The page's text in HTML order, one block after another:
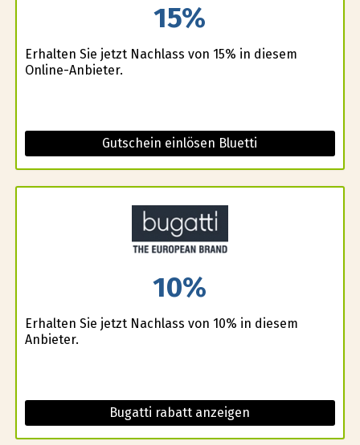
15%
Erhalten Sie jetzt Nachlass von 15% in diesem
Online-Anbieter.
Gutschein einlösen Bluetti
10%
Erhalten Sie jetzt Nachlass von 10% in diesem
Anbieter.
Bugatti rabatt anzeigen